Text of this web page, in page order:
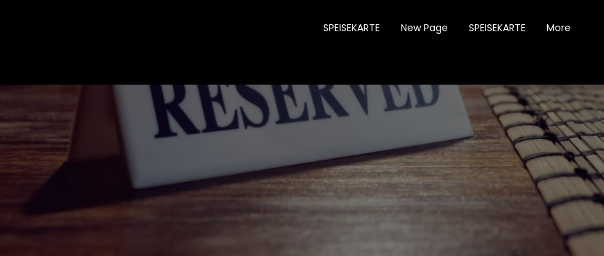
SPEISEKARTE New Page SPEISEKARTE More